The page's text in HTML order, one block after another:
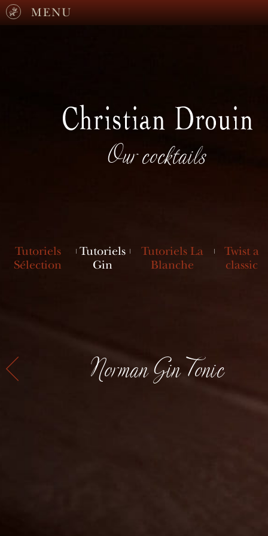
MENU
Our cocktails
Tutoriels
Sélection
Tutoriels
Gin
Tutoriels La
Blanche
Twist a
classic
Norman Gin Tonic